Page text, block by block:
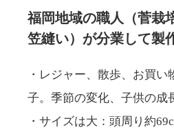
福岡地域の職人（菅栽
笠縫い）が分業して製
・レジャー、散歩、お買い
子。季節の変化、子供の成
・サイズは大：頭周り約